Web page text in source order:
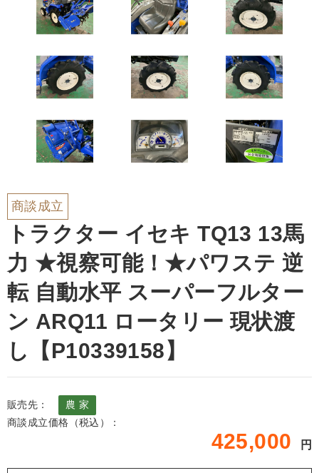
商談成立
トラクター イセキ TQ13 13馬
力 ★視察可能！★パワステ 逆
転 自動水平 スーパーフルター
ン ARQ11 ロータリー 現状渡
し【P10339158】
販売先：
農 家
商談成立価格（税込）：
425,000 円